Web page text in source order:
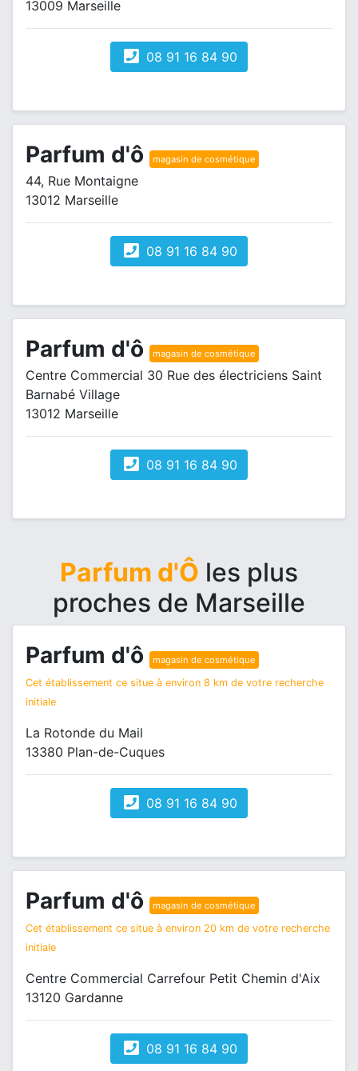
13009 Marseille
08 91 16 84 90
Parfum d'ô magasin de cosmétique
44, Rue Montaigne
13012 Marseille
08 91 16 84 90
Parfum d'ô magasin de cosmétique
Centre Commercial 30 Rue des électriciens Saint
Barnabé Village
13012 Marseille
08 91 16 84 90
Parfum d'Ô les plus
proches de Marseille
Parfum d'ô magasin de cosmétique
Cet établissement ce situe à environ 8 km de votre recherche
initiale
La Rotonde du Mail
13380 Plan-de-Cuques
08 91 16 84 90
Parfum d'ô magasin de cosmétique
Cet établissement ce situe à environ 20 km de votre recherche
initiale
Centre Commercial Carrefour Petit Chemin d'Aix
13120 Gardanne
08 91 16 84 90